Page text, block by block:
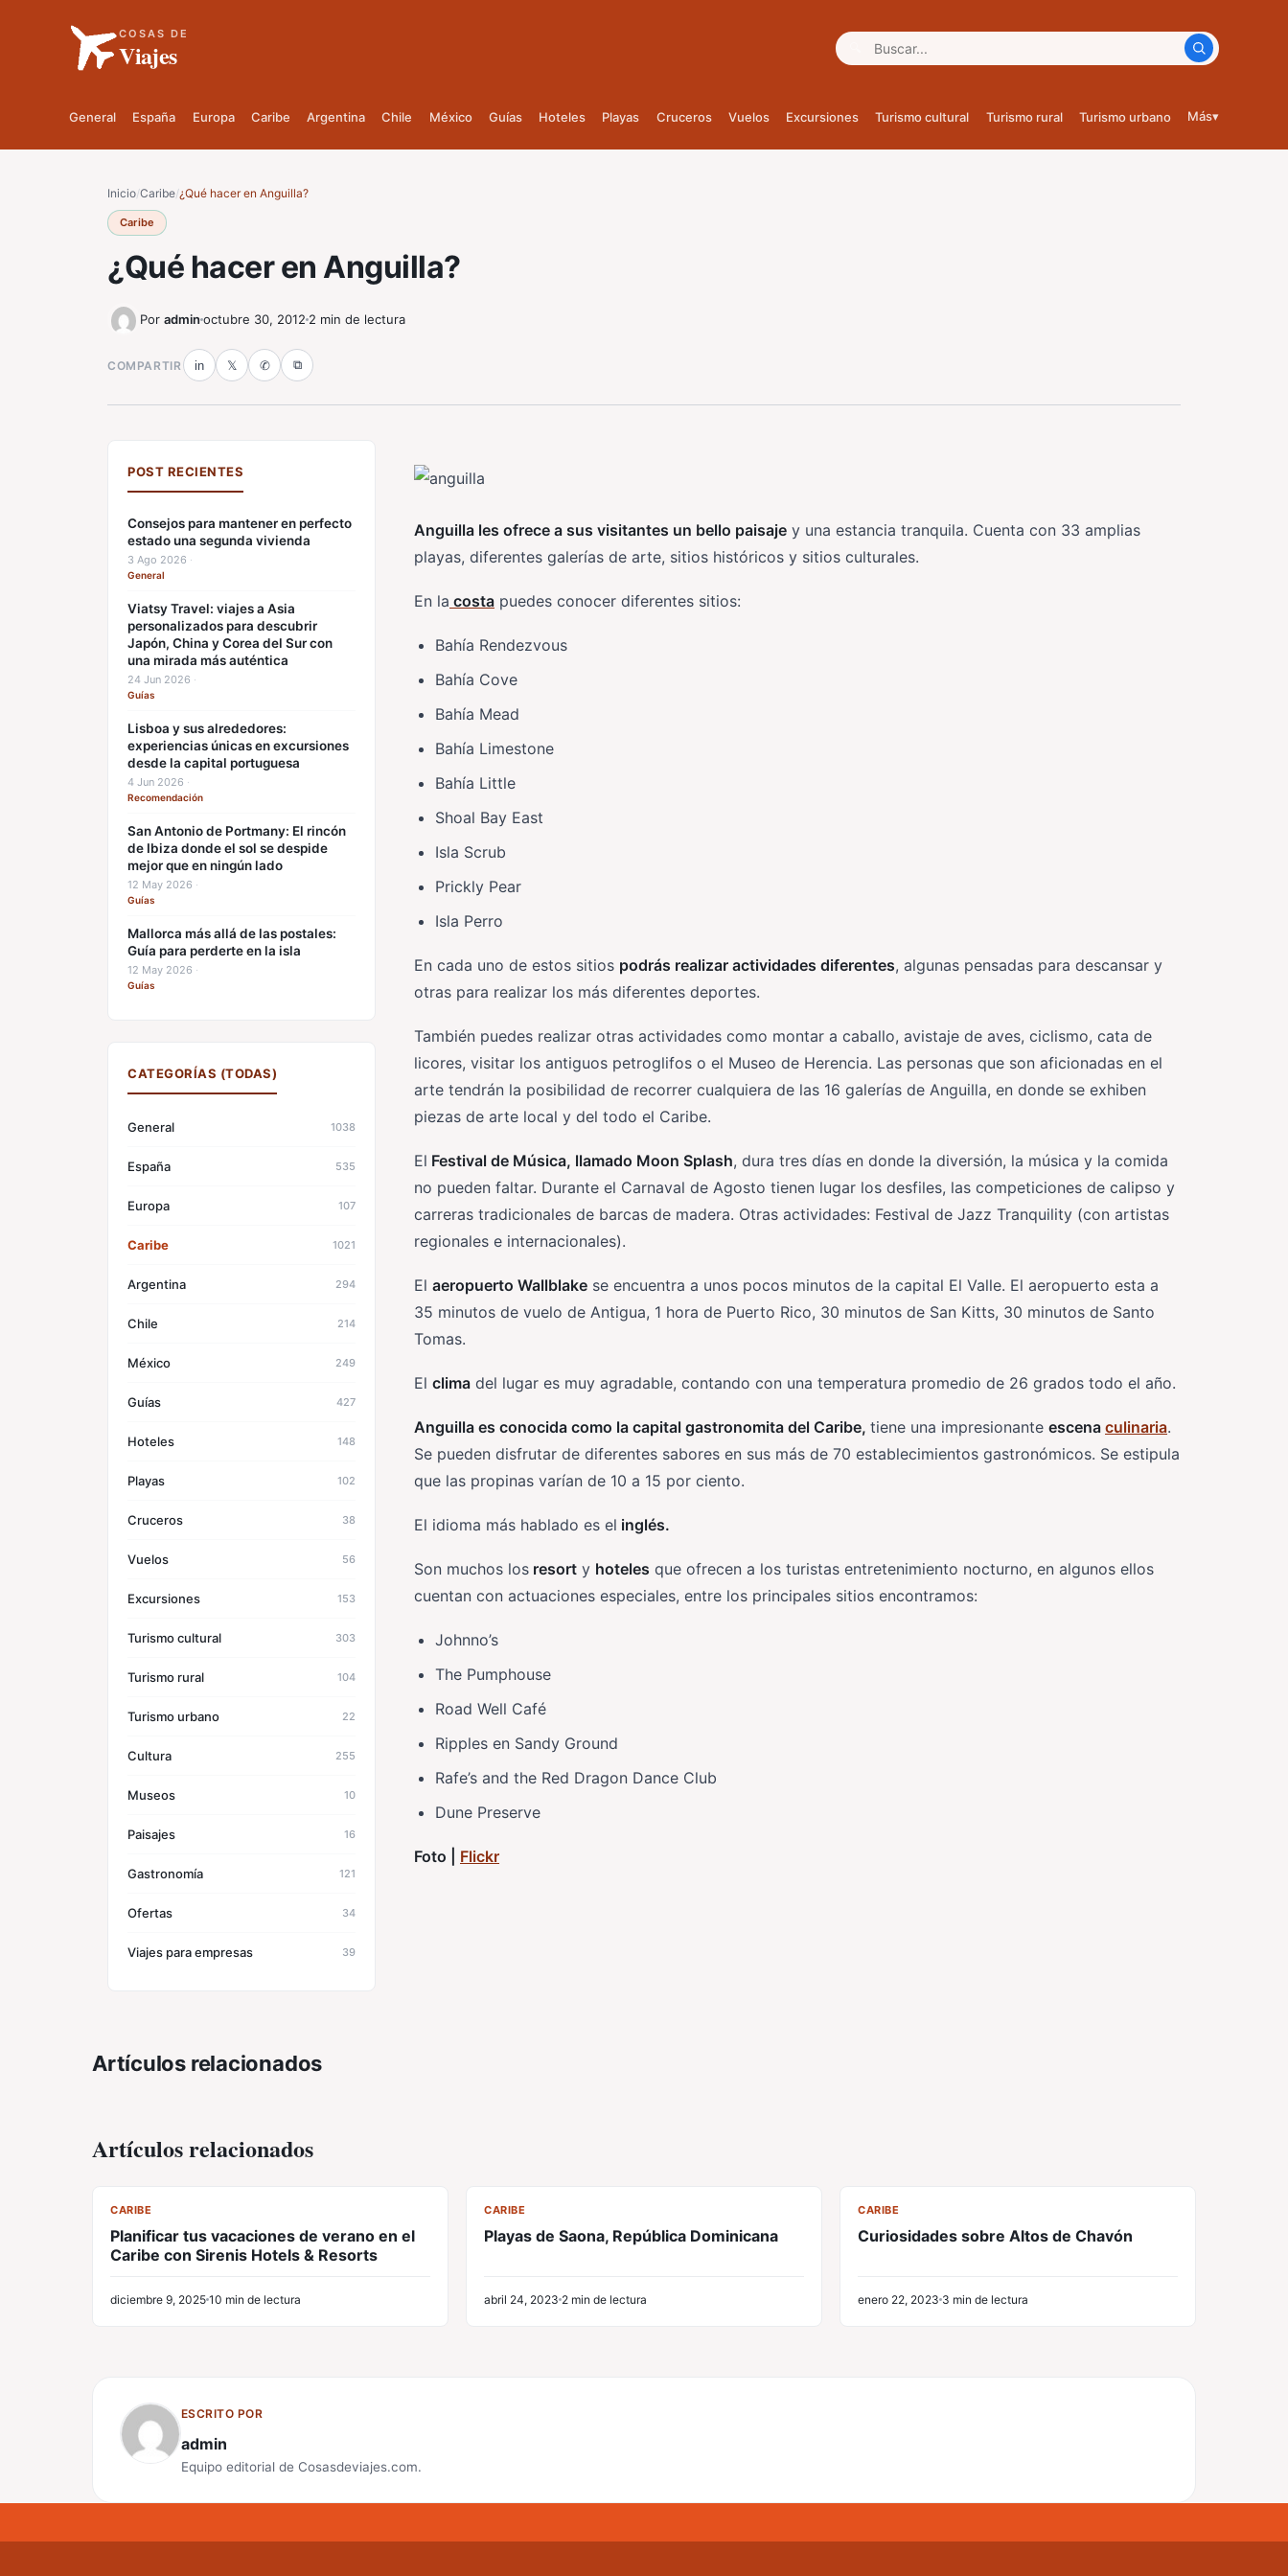
COSAS DE
Viajes Buscar:
General España Europa Caribe Argentina Chile México Guías Hoteles Playas Cruceros Vuelos Excursiones Turismo cultural Turismo rural Turismo urbano Más▾
Inicio/Caribe/¿Qué hacer en Anguilla?
Caribe
¿Qué hacer en Anguilla?
Por admin octubre 30, 2012 2 min de lectura
COMPARTIR in 𝕏 ✆ ⧉
POST RECIENTES
Consejos para mantener en perfecto
estado una segunda vivienda
3 Ago 2026 ·
General
Viatsy Travel: viajes a Asia
personalizados para descubrir
Japón, China y Corea del Sur con
una mirada más auténtica
24 Jun 2026 ·
Guías
Lisboa y sus alrededores:
experiencias únicas en excursiones
desde la capital portuguesa
4 Jun 2026 ·
Recomendación
San Antonio de Portmany: El rincón
de Ibiza donde el sol se despide
mejor que en ningún lado
12 May 2026 ·
Guías
Mallorca más allá de las postales:
Guía para perderte en la isla
12 May 2026 ·
Guías
CATEGORÍAS (TODAS)
General 1038
España 535
Europa 107
Caribe 1021
Argentina 294
Chile 214
México 249
Guías 427
Hoteles 148
Playas 102
Cruceros 38
Vuelos 56
Excursiones 153
Turismo cultural 303
Turismo rural 104
Turismo urbano 22
Cultura 255
Museos 10
Paisajes 16
Gastronomía 121
Ofertas 34
Viajes para empresas 39
Anguilla les ofrece a sus visitantes un bello paisaje y una estancia tranquila. Cuenta con 33 amplias
playas, diferentes galerías de arte, sitios históricos y sitios culturales.
En la costa puedes conocer diferentes sitios:
Bahía Rendezvous
Bahía Cove
Bahía Mead
Bahía Limestone
Bahía Little
Shoal Bay East
Isla Scrub
Prickly Pear
Isla Perro
En cada uno de estos sitios podrás realizar actividades diferentes, algunas pensadas para descansar y
otras para realizar los más diferentes deportes.
También puedes realizar otras actividades como montar a caballo, avistaje de aves, ciclismo, cata de
licores, visitar los antiguos petroglifos o el Museo de Herencia. Las personas que son aficionadas en el
arte tendrán la posibilidad de recorrer cualquiera de las 16 galerías de Anguilla, en donde se exhiben
piezas de arte local y del todo el Caribe.
El Festival de Música, llamado Moon Splash, dura tres días en donde la diversión, la música y la comida
no pueden faltar. Durante el Carnaval de Agosto tienen lugar los desfiles, las competiciones de calipso y
carreras tradicionales de barcas de madera. Otras actividades: Festival de Jazz Tranquility (con artistas
regionales e internacionales).
El aeropuerto Wallblake se encuentra a unos pocos minutos de la capital El Valle. El aeropuerto esta a
35 minutos de vuelo de Antigua, 1 hora de Puerto Rico, 30 minutos de San Kitts, 30 minutos de Santo
Tomas.
El clima del lugar es muy agradable, contando con una temperatura promedio de 26 grados todo el año.
Anguilla es conocida como la capital gastronomita del Caribe, tiene una impresionante escena culinaria.
Se pueden disfrutar de diferentes sabores en sus más de 70 establecimientos gastronómicos. Se estipula
que las propinas varían de 10 a 15 por ciento.
El idioma más hablado es el inglés.
Son muchos los resort y hoteles que ofrecen a los turistas entretenimiento nocturno, en algunos ellos
cuentan con actuaciones especiales, entre los principales sitios encontramos:
Johnno’s
The Pumphouse
Road Well Café
Ripples en Sandy Ground
Rafe’s and the Red Dragon Dance Club
Dune Preserve
Foto | Flickr
Artículos relacionados
Artículos relacionados
CARIBE
Planificar tus vacaciones de verano en el
Caribe con Sirenis Hotels & Resorts
diciembre 9, 2025 10 min de lectura
CARIBE
Playas de Saona, República Dominicana
abril 24, 2023 2 min de lectura
CARIBE
Curiosidades sobre Altos de Chavón
enero 22, 2023 3 min de lectura
ESCRITO POR
admin
Equipo editorial de Cosasdeviajes.com.